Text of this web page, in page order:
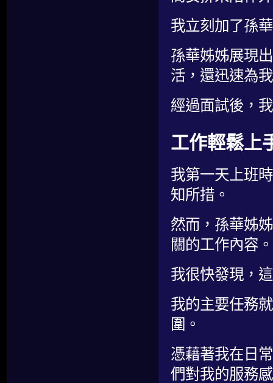
我立刻加了孫
孫華姊姊展現
活，還迅速為
經過面試後，
工作輕鬆上
我第一天上班
知所措。
然而，孫華姊
關的工作內容。
我很快發現，
我的主要任務
圍。
憑藉著我在日
們對我的服務